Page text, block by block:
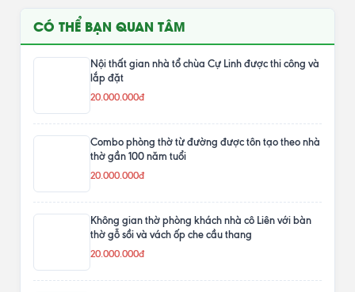
CÓ THỂ BẠN QUAN TÂM
Nội thất gian nhà tổ chùa Cự Linh được thi công và
lắp đặt
20.000.000đ
Combo phòng thờ từ đường được tôn tạo theo nhà
thờ gần 100 năm tuổi
20.000.000đ
Không gian thờ phòng khách nhà cô Liên với bàn
thờ gỗ sồi và vách ốp che cầu thang
20.000.000đ